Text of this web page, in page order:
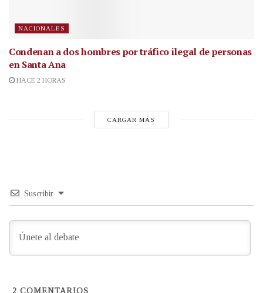
NACIONALES
Condenan a dos hombres por tráfico ilegal de personas
en Santa Ana
HACE 2 HORAS
CARGAR MÁS
Suscribir
2 COMENTARIOS